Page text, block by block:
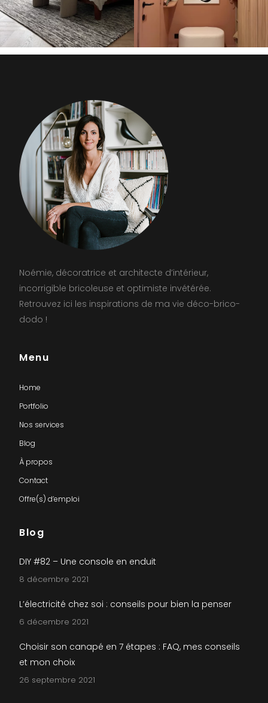
Noémie, décoratrice et architecte d’intérieur,
incorrigible bricoleuse et optimiste invétérée.
Retrouvez ici les inspirations de ma vie déco-brico-
dodo !
Menu
Home
Portfolio
Nos services
Blog
À propos
Contact
Offre(s) d’emploi
Blog
DIY #82 – Une console en enduit
8 décembre 2021
L’électricité chez soi : conseils pour bien la penser
6 décembre 2021
Choisir son canapé en 7 étapes : FAQ, mes conseils
et mon choix
26 septembre 2021